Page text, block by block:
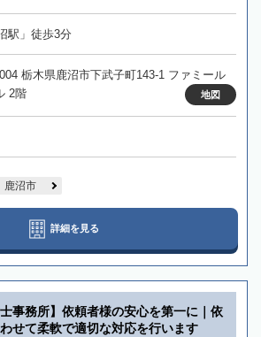
駅」徒歩3分
栃木県鹿沼市下武子町143-1 ファミール
2階
地図
鹿沼市
詳細を見る
士事務所】依頼者様の安心を第一に｜依
せて柔軟で適切な対応を行います